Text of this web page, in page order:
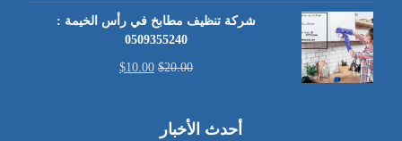
شركة تنظيف مطابخ في رأس الخيمة :
0509355240
$20.00
$10.00
أحدث الأخبار